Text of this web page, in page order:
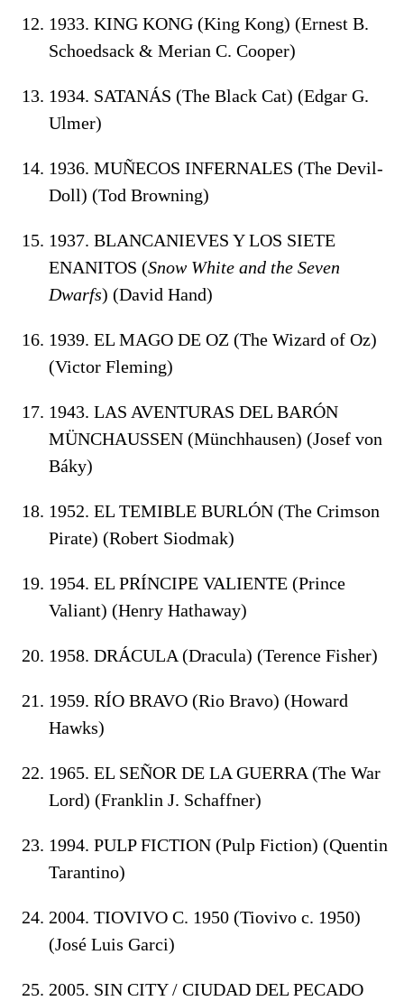
1933. KING KONG (King Kong) (Ernest B.
Schoedsack & Merian C. Cooper)
1934. SATANÁS (The Black Cat) (Edgar G.
Ulmer)
1936. MUÑECOS INFERNALES (The Devil-
Doll) (Tod Browning)
1937. BLANCANIEVES Y LOS SIETE
ENANITOS (Snow White and the Seven
Dwarfs) (David Hand)
1939. EL MAGO DE OZ (The Wizard of Oz)
(Victor Fleming)
1943. LAS AVENTURAS DEL BARÓN
MÜNCHAUSSEN (Münchhausen) (Josef von
Báky)
1952. EL TEMIBLE BURLÓN (The Crimson
Pirate) (Robert Siodmak)
1954. EL PRÍNCIPE VALIENTE (Prince
Valiant) (Henry Hathaway)
1958. DRÁCULA (Dracula) (Terence Fisher)
1959. RÍO BRAVO (Rio Bravo) (Howard
Hawks)
1965. EL SEÑOR DE LA GUERRA (The War
Lord) (Franklin J. Schaffner)
1994. PULP FICTION (Pulp Fiction) (Quentin
Tarantino)
2004. TIOVIVO C. 1950 (Tiovivo c. 1950)
(José Luis Garci)
2005. SIN CITY / CIUDAD DEL PECADO